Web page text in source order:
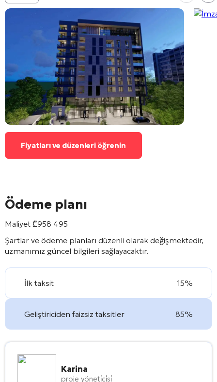
Fiyatları ve düzenleri öğrenin
Ödeme planı
Maliyet ₾958 495
Şartlar ve ödeme planları düzenli olarak değişmektedir,
uzmanımız güncel bilgileri sağlayacaktır.
İlk taksit 15%
Geliştiriciden faizsiz taksitler 85%
Karina
proje yöneti̇ci̇si̇